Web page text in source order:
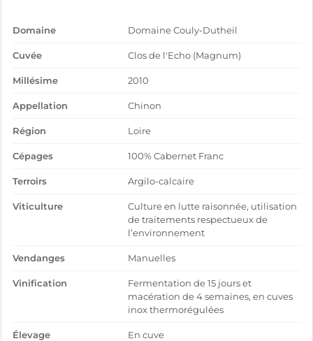
Domaine Domaine Couly-Dutheil
Cuvée Clos de l'Echo (Magnum)
Millésime 2010
Appellation Chinon
Région Loire
Cépages 100% Cabernet Franc
Terroirs Argilo-calcaire
Viticulture
Culture en lutte raisonnée, utilisation
de traitements respectueux de
l’environnement
Vendanges Manuelles
Vinification
Fermentation de 15 jours et
macération de 4 semaines, en cuves
inox thermorégulées
Élevage En cuve